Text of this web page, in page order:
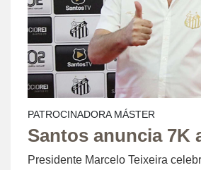
PATROCINADORA MÁSTER
Santos anuncia 7K
Presidente Marcelo Teixeira